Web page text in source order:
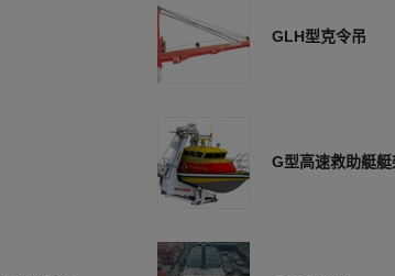
GLH型克令吊
G型高速救助艇艇